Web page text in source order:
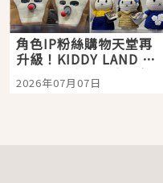
角色IP粉絲購物天堂再
升級！KIDDY LAND 原
宿店吉伊卡哇迎客，新
開幕 OMOKADO 店3分
2026年07月07日